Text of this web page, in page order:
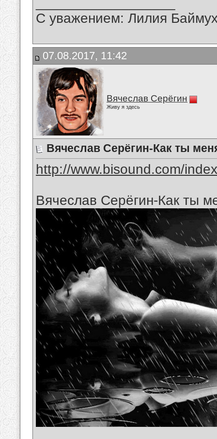
С уважением: Лилия
07.08.2017, 11:42
Вячеслав Серёгин
Живу я здесь
Вячеслав Серёгин-Как ты
http://www.bisound.com/
Вячеслав Серёгин-Как ты